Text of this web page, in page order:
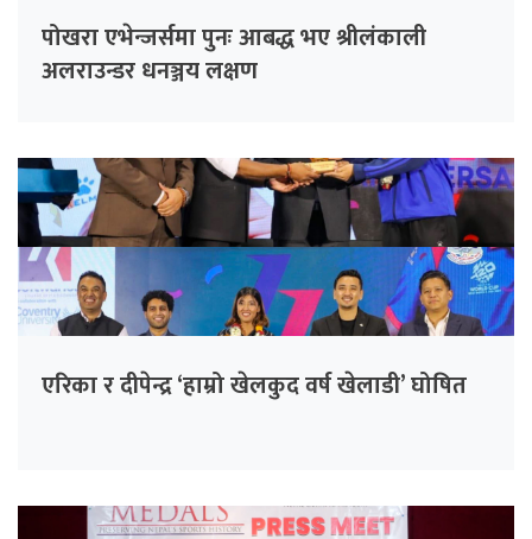
पोखरा एभेन्जर्समा पुनः आबद्ध भए श्रीलंकाली
अलराउन्डर धनञ्जय लक्षण
एरिका र दीपेन्द्र ‘हाम्रो खेलकुद वर्ष खेलाडी’ घोषित